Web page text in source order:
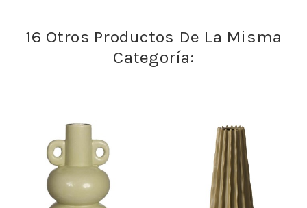
16 Otros Productos De La Misma
Categoría: